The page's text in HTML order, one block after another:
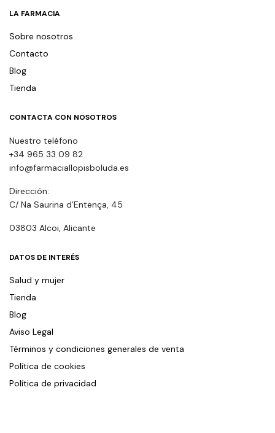
LA FARMACIA
Sobre nosotros
Contacto
Blog
Tienda
CONTACTA CON NOSOTROS
Nuestro teléfono
+34 965 33 09 82
info@farmaciallopisboluda.es
Dirección:
C/ Na Saurina d’Entença, 45
03803 Alcoi, Alicante
DATOS DE INTERÉS
Salud y mujer
Tienda
Blog
Aviso Legal
Términos y condiciones generales de venta
Política de cookies
Política de privacidad